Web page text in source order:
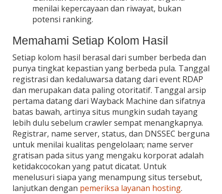
menilai kepercayaan dan riwayat, bukan
potensi ranking.
Memahami Setiap Kolom Hasil
Setiap kolom hasil berasal dari sumber berbeda dan
punya tingkat kepastian yang berbeda pula. Tanggal
registrasi dan kedaluwarsa datang dari event RDAP
dan merupakan data paling otoritatif. Tanggal arsip
pertama datang dari Wayback Machine dan sifatnya
batas bawah, artinya situs mungkin sudah tayang
lebih dulu sebelum crawler sempat menangkapnya.
Registrar, name server, status, dan DNSSEC berguna
untuk menilai kualitas pengelolaan; name server
gratisan pada situs yang mengaku korporat adalah
ketidakcocokan yang patut dicatat. Untuk
menelusuri siapa yang menampung situs tersebut,
lanjutkan dengan pemeriksa layanan hosting.